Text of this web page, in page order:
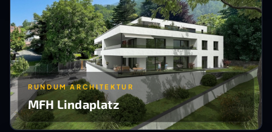
RUNDUM ARCHITEKTUR
MFH Lindaplatz